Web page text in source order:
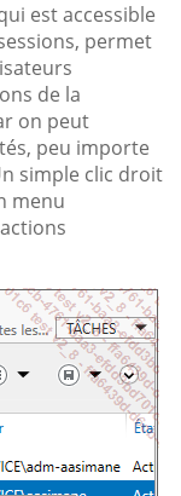
est accessible
permet
de la
on peut
peu importe
simple clic droit
menu